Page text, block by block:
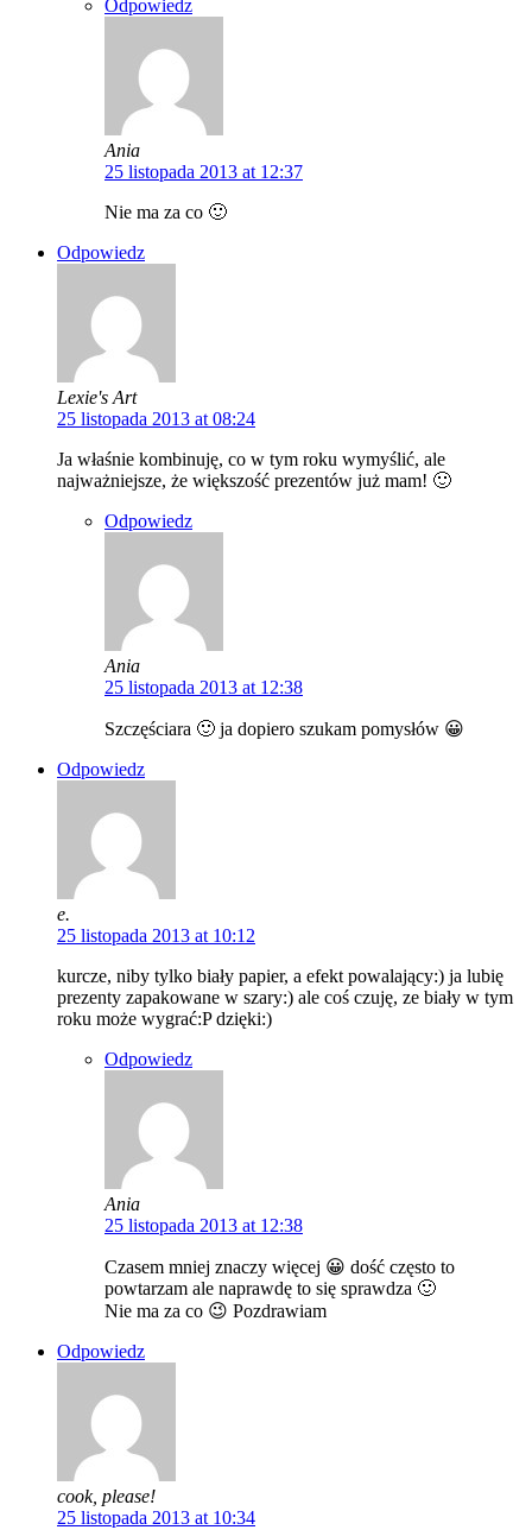
Odpowiedz
Ania
25 listopada 2013 at 12:37
Nie ma za co 🙂
Odpowiedz
Lexie's Art
25 listopada 2013 at 08:24
Ja właśnie kombinuję, co w tym roku wymyślić, ale
najważniejsze, że większość prezentów już mam! 🙂
Odpowiedz
Ania
25 listopada 2013 at 12:38
Szczęściara 🙂 ja dopiero szukam pomysłów 😀
Odpowiedz
e.
25 listopada 2013 at 10:12
kurcze, niby tylko biały papier, a efekt powalający:) ja lubię
prezenty zapakowane w szary:) ale coś czuję, ze biały w tym
roku może wygrać:P dzięki:)
Odpowiedz
Ania
25 listopada 2013 at 12:38
Czasem mniej znaczy więcej 😀 dość często to
powtarzam ale naprawdę to się sprawdza 🙂
Nie ma za co 😉 Pozdrawiam
Odpowiedz
cook, please!
25 listopada 2013 at 10:34